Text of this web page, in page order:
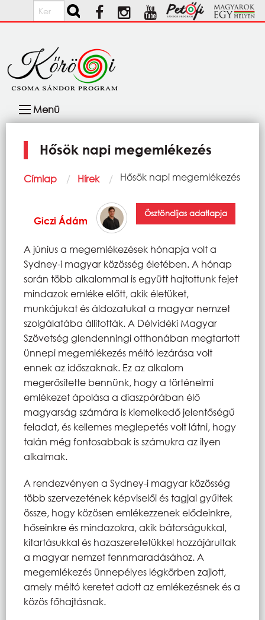
Ugrás a tartalomra
Keresés
navigáció
Menü
Hősök napi megemlékezés
Morzsa
Címlap Hírek Current:
Hősök napi megemlékezés
Giczi Ádám
Ösztöndíjas adatlapja
A június a megemlékezések hónapja volt a
Sydney-i magyar közösség életében. A hónap
során több alkalommal is együtt hajtottunk fejet
mindazok emléke előtt, akik életüket,
munkájukat és áldozatukat a magyar nemzet
szolgálatába állították. A Délvidéki Magyar
Szövetség glendenningi otthonában megtartott
ünnepi megemlékezés méltó lezárása volt
ennek az időszaknak. Ez az alkalom
megerősítette bennünk, hogy a történelmi
emlékezet ápolása a diaszpórában élő
magyarság számára is kiemelkedő jelentőségű
feladat, és kellemes meglepetés volt látni, hogy
talán még fontosabbak is számukra az ilyen
alkalmak.
A rendezvényen a Sydney-i magyar közösség
több szervezetének képviselői és tagjai gyűltek
össze, hogy közösen emlékezzenek elődeinkre,
hőseinkre és mindazokra, akik bátorságukkal,
kitartásukkal és hazaszeretetükkel hozzájárultak
a magyar nemzet fennmaradásához. A
megemlékezés ünnepélyes légkörben zajlott,
amely méltó keretet adott az emlékezésnek és a
közös főhajtásnak.